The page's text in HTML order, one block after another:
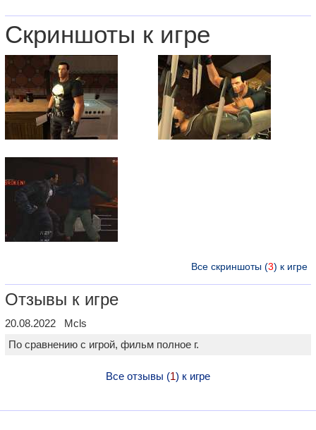
Скриншоты к игре
Все скриншоты (3) к игре
Отзывы к игре
20.08.2022 Mcls
По сравнению с игрой, фильм полное г.
Все отзывы (1) к игре